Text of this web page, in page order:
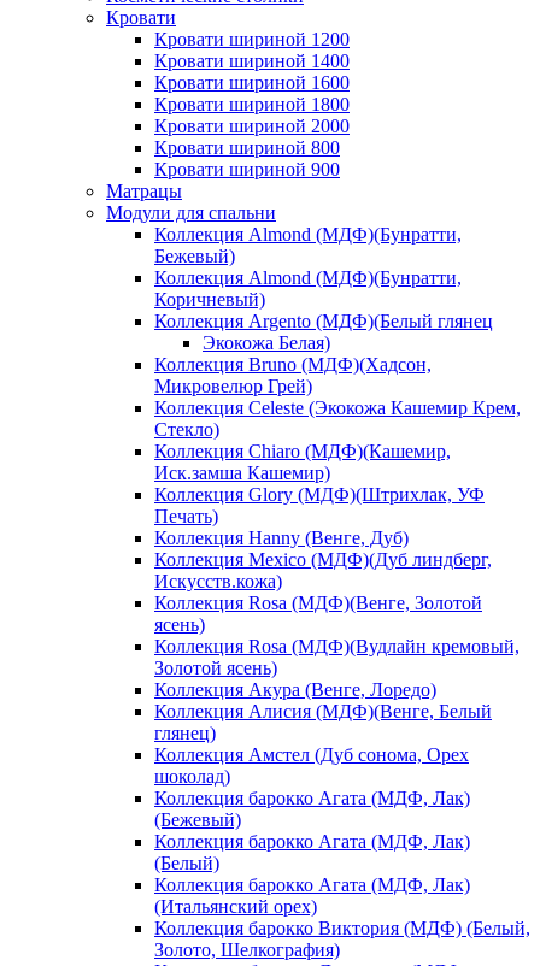
Кровати
Кровати шириной 1200
Кровати шириной 1400
Кровати шириной 1600
Кровати шириной 1800
Кровати шириной 2000
Кровати шириной 800
Кровати шириной 900
Матрацы
Модули для спальни
Коллекция Almond (МДФ)(Бунратти,
Бежевый)
Коллекция Almond (МДФ)(Бунратти,
Коричневый)
Коллекция Argento (МДФ)(Белый глянец
Экокожа Белая)
Коллекция Bruno (МДФ)(Хадсон,
Микровелюр Грей)
Коллекция Celeste (Экокожа Кашемир Крем,
Стекло)
Коллекция Chiaro (МДФ)(Кашемир,
Иск.замша Кашемир)
Коллекция Glory (МДФ)(Штрихлак, УФ
Печать)
Коллекция Hanny (Венге, Дуб)
Коллекция Mexico (МДФ)(Дуб линдберг,
Искусств.кожа)
Коллекция Rosa (МДФ)(Венге, Золотой
ясень)
Коллекция Rosa (МДФ)(Вудлайн кремовый,
Золотой ясень)
Коллекция Акура (Венге, Лоредо)
Коллекция Алисия (МДФ)(Венге, Белый
глянец)
Коллекция Амстел (Дуб сонома, Орех
шоколад)
Коллекция барокко Агата (МДФ, Лак)
(Бежевый)
Коллекция барокко Агата (МДФ, Лак)
(Белый)
Коллекция барокко Агата (МДФ, Лак)
(Итальянский орех)
Коллекция барокко Виктория (МДФ) (Белый,
Золото, Шелкография)